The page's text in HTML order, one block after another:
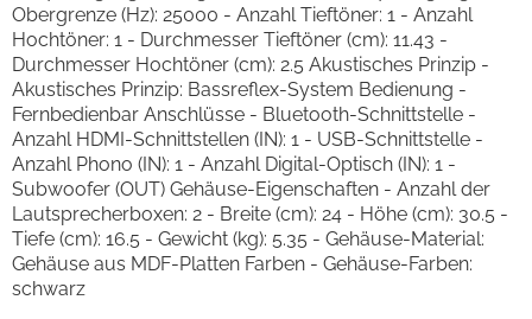
Obergrenze (Hz): 25000 - Anzahl Tieftöner: 1 - Anzahl
Hochtöner: 1 - Durchmesser Tieftöner (cm): 11.43 -
Durchmesser Hochtöner (cm): 2.5 Akustisches Prinzip -
Akustisches Prinzip: Bassreflex-System Bedienung -
Fernbedienbar Anschlüsse - Bluetooth-Schnittstelle -
Anzahl HDMI-Schnittstellen (IN): 1 - USB-Schnittstelle -
Anzahl Phono (IN): 1 - Anzahl Digital-Optisch (IN): 1 -
Subwoofer (OUT) Gehäuse-Eigenschaften - Anzahl der
Lautsprecherboxen: 2 - Breite (cm): 24 - Höhe (cm): 30.5 -
Tiefe (cm): 16.5 - Gewicht (kg): 5.35 - Gehäuse-Material:
Gehäuse aus MDF-Platten Farben - Gehäuse-Farben:
schwarz